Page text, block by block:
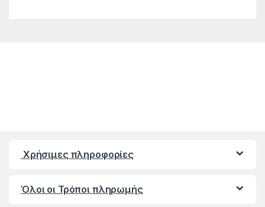
Χρήσιμες πληροφορίες
Όλοι οι Τρόποι πληρωμής